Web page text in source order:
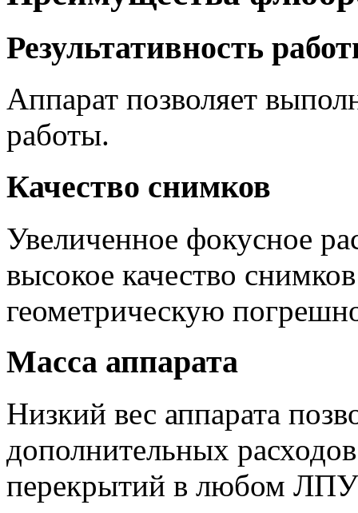
Результативность
Аппарат позволяет
работы.
Качество снимков
Увеличенное фокусное
высокое качество
геометрическую
Масса аппарата
Низкий вес аппарата
дополнительных
перекрытий в любом